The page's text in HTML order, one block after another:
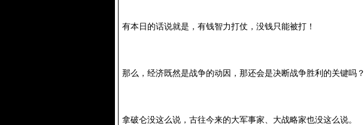
有本日的话说就是，有钱智力打仗，没钱只能被打！
那么，经济既然是战争的动因，那还会是决断战争胜利的关键吗？
拿破仑没这么说，古往今来的大军事家、大战略家也没这么说。